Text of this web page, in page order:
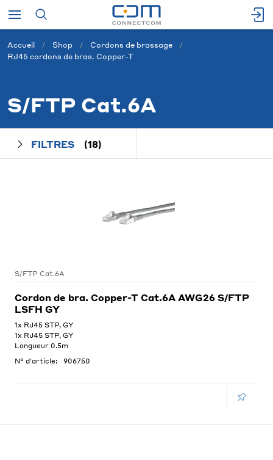
Accueil Shop
Cordons de brassage
RJ45 cordons de bras. Copper-T
S/FTP Cat.6A
FILTRES (18)
S/FTP Cat.6A
Cordon de bra. Copper-T Cat.6A AWG26 S/FTP
LSFH GY
1x RJ45 STP, GY
1x RJ45 STP, GY
Longueur 0.5m
N° d'article:
906750